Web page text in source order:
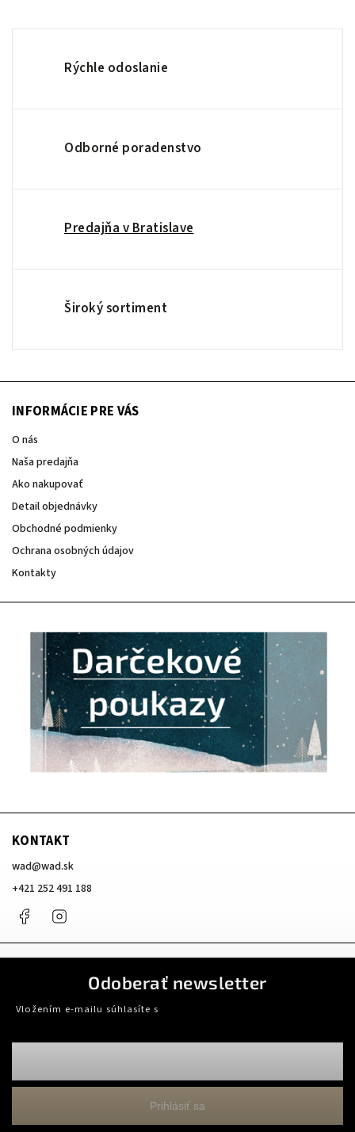
Rýchle odoslanie
Odborné poradenstvo
Predajňa v Bratislave
Široký sortiment
INFORMÁCIE PRE VÁS
O nás
Naša predajňa
Ako nakupovať
Detail objednávky
Obchodné podmienky
Ochrana osobných údajov
Kontakty
KONTAKT
wad@wad.sk
+421 252 491 188
Facebook
Odoberať newsletter
Vložením e-mailu súhlasíte s
Prihlásiť sa